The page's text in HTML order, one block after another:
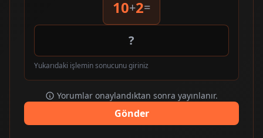
10+2=
Yukarıdaki işlemin sonucunu giriniz
Yorumlar onaylandıktan sonra yayınlanır.
Gönder